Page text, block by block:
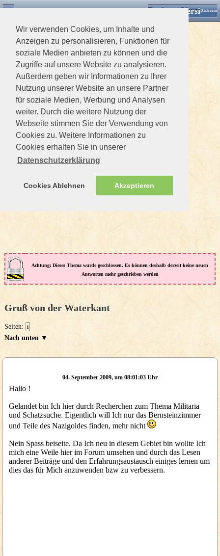
Wir verwenden Cookies, um Inhalte und
Anzeigen zu personalisieren, Funktionen für
soziale Medien anbieten zu können und die
Zugriffe auf unsere Website zu analysieren.
Außerdem geben wir Informationen zu Ihrer
Nutzung unserer Website an unsere Partner
für soziale Medien, Werbung und Analysen
weiter. Durch die weitere Nutzung der
Webseite stimmen Sie der Verwendung von
Cookies zu. Weitere Informationen zu
Cookies erhalten Sie in unserer
Datenschutzerklärung
Cookies Ablehnen Akzeptieren
Desktop VersionEinloggen
Achtung: Dieses Thema wurde geschlossen. Es können deshalb derzeit keine neuen
Antworten mehr geschrieben werden
Gruß von der Waterkant
Seiten: 1
Nach unten ▼
04. September 2009, um 08:01:03 Uhr
Hallo !
Gelandet bin Ich hier durch Recherchen zum Thema Militaria
und Schatzsuche. Eigentlich will Ich nur das Bernsteinzimmer
und Teile des Nazigoldes finden, mehr nicht
Nein Spass beiseite. Da Ich neu in diesem Gebiet bin wollte Ich
mich eine Weile hier im Forum umsehen und durch das Lesen
anderer Beiträge und den Erfahrungsaustausch einiges lernen um
dies das für Mich anzuwenden bzw zu verbessern.